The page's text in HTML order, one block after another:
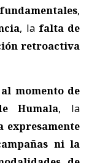
,
, la falta de
retroactiva
al momento de
Humala, la
expresamente
ni la